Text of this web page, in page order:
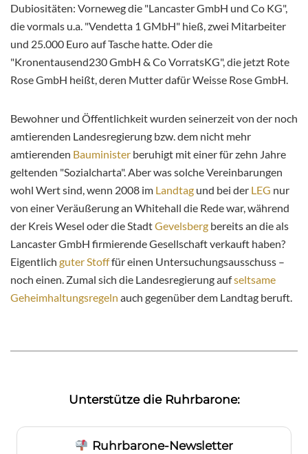
Dubiositäten: Vorneweg die "Lancaster GmbH und Co KG",
die vormals u.a. "Vendetta 1 GMbH" hieß, zwei Mitarbeiter
und 25.000 Euro auf Tasche hatte. Oder die
"Kronentausend230 GmbH & Co VorratsKG", die jetzt Rote
Rose GmbH heißt, deren Mutter dafür Weisse Rose GmbH.
Bewohner und Öffentlichkeit wurden seinerzeit von der noch
amtierenden Landesregierung bzw. dem nicht mehr
amtierenden Bauminister beruhigt mit einer für zehn Jahre
geltenden "Sozialcharta". Aber was solche Vereinbarungen
wohl Wert sind, wenn 2008 im Landtag und bei der LEG nur
von einer Veräußerung an Whitehall die Rede war, während
der Kreis Wesel oder die StadtGevelsberg bereits an die als
Lancaster GmbH firmierende Gesellschaft verkauft haben?
Eigentlich guter Stofffür einen Untersuchungsausschuss –
noch einen. Zumal sich die Landesregierung aufseltsame
Geheimhaltungsregeln auch gegenüber dem Landtag beruft.
Unterstütze die Ruhrbarone:
Ruhrbarone-Newsletter